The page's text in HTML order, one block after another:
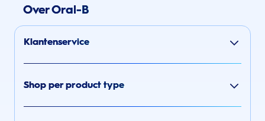
Over Oral-B
Klantenservice
Shop per product type